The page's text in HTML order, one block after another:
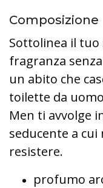
Composizione
Sottolinea il
fragranza
un abito che
toilette da
Men ti avvolge
seducente a
resistere.
profumo